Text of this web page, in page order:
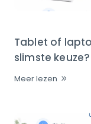
Tablet of
slimste keuze?
Meer lezen